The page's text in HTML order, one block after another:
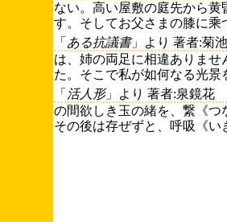
ない。高い屋敷の庭先から
す。そしてお父さまの膝に乘
「 ある抗議書」より 著者:菊
は、姉の両足に相違ありま
た。そこで私が如何なる光
「 活人形」より 著者:泉鏡花
の間欲しき玉の緒を、繋《
その後は存ぜずと、呼吸《